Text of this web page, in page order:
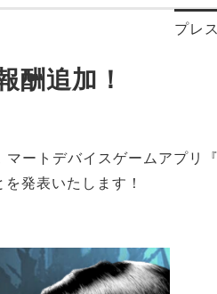
プレ
酬追加！
ートデバイスゲームアプリ
発表いたします！